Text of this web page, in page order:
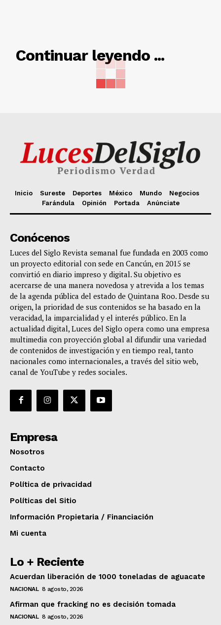
Continuar leyendo ...
RELACIONADO
Inicio Sureste Deportes México Mundo
Negocios
Farándula
Opinión Portada Anúnciate
Conócenos
Luces del Siglo Revista semanal fue fundada en 2003 como
un proyecto editorial con sede en Cancún, en 2015 se
convirtió en diario impreso y digital. Su objetivo es
acercarse de una manera novedosa y atrevida a los temas
de la agenda pública del estado de Quintana Roo. Desde su
origen, la prioridad de sus contenidos se ha basado en la
veracidad, la imparcialidad y el interés público. En la
actualidad digital, Luces del Siglo opera como una empresa
multimedia con proyección global al difundir una variedad
de contenidos de investigación y en tiempo real, tanto
nacionales como internacionales, a través del sitio web,
canal de YouTube y redes sociales.
Empresa
Nosotros
Contacto
Política de privacidad
Políticas del Sitio
Información Propietaria / Financiación
Mi cuenta
Lo + Reciente
Acuerdan liberación de 1000 toneladas de aguacate
NACIONAL 8 agosto, 2026
Afirman que fracking no es decisión tomada
NACIONAL 8 agosto, 2026